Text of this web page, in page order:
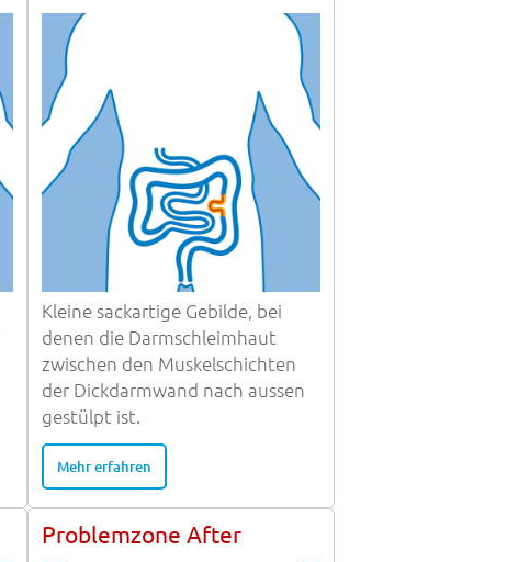
Kleine sackartige Gebilde, bei
denen die Darmschleimhaut
zwischen den Muskelschichten
der Dickdarmwand nach aussen
gestülpt ist.
Mehr erfahren
Problemzone After